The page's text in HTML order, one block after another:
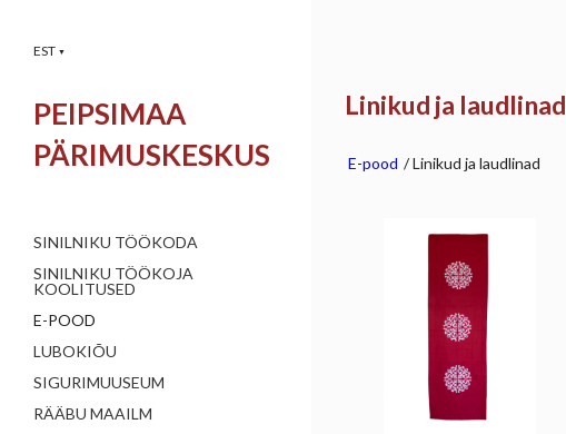
EST ▼
PEIPSIMAA
PÄRIMUSKESKUS
SINILNIKU TÖÖKODA
SINILNIKU TÖÖKOJA
KOOLITUSED
E-POOD
LUBOKIÕU
SIGURIMUUSEUM
RÄÄBU MAAILM
Linikud ja laudlinad
E-pood /Linikud ja laudlinad